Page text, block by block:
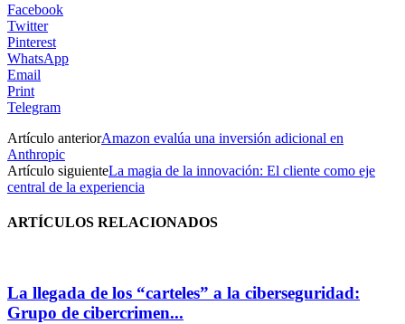
Facebook
Twitter
Pinterest
WhatsApp
Email
Print
Telegram
Artículo anteriorAmazon evalúa una inversión adicional en
Anthropic
Artículo siguienteLa magia de la innovación: El cliente como eje
central de la experiencia
ARTÍCULOS RELACIONADOS
La llegada de los “carteles” a la ciberseguridad:
Grupo de cibercrimen...